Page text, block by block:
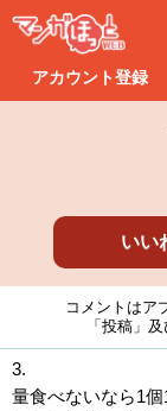
アカウント登録
いい
コメントはア
「投稿」
3.
量食べないなら1